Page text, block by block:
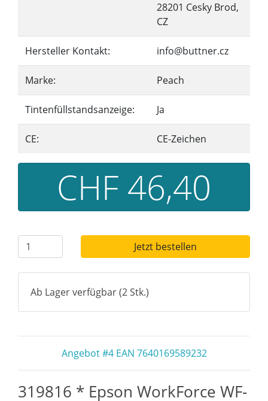
28201 Cesky Brod,
CZ
Hersteller Kontakt: info@buttner.cz
Marke: Peach
Tintenfüllstandsanzeige: Ja
CE: CE-Zeichen
CHF 46,40
Jetzt bestellen
Ab Lager verfügbar (2 Stk.)
Angebot #4 EAN 7640169589232
319816 * Epson WorkForce WF-